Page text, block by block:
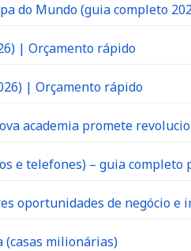
do Mundo (guia completo
| Orçamento rápido
| Orçamento rápido
academia promete
e telefones) – guia
oportunidades de negócio e
(casas milionárias)